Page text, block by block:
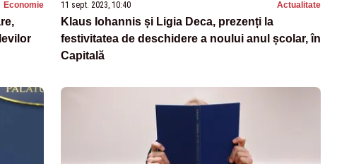
Economie 11 sept. 2023, 10:40 Actualitate
Klaus Iohannis și Ligia Deca, prezenți la
festivitatea de deschidere a noului anul școlar, în
Capitală